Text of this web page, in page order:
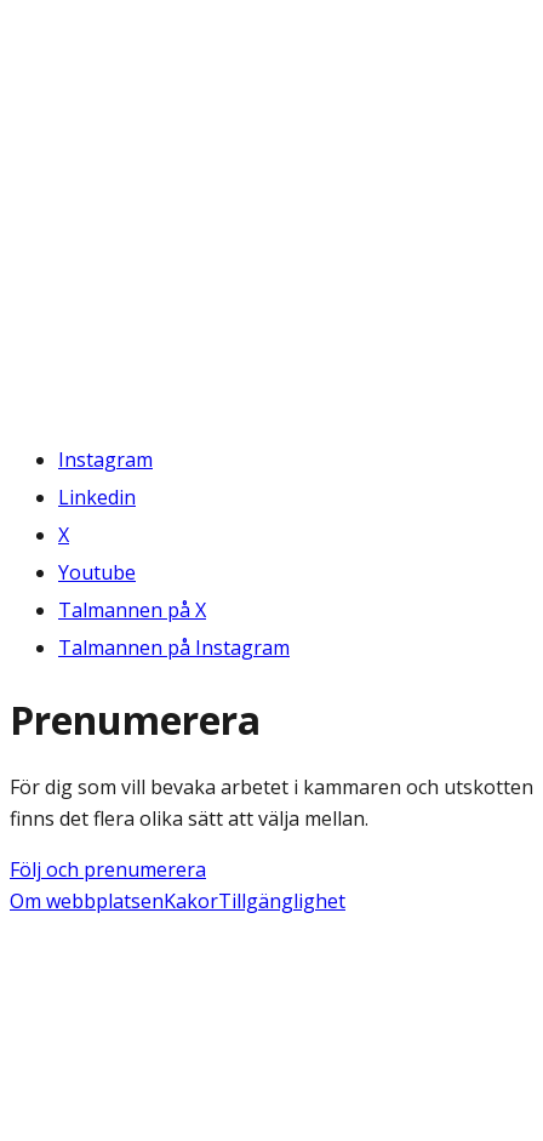
Instagram
Linkedin
X
Youtube
Talmannen på X
Talmannen på Instagram
Prenumerera
För dig som vill bevaka arbetet i kammaren och utskotten
finns det flera olika sätt att välja mellan.
Följ och prenumerera
Om webbplatsenKakorTillgänglighet